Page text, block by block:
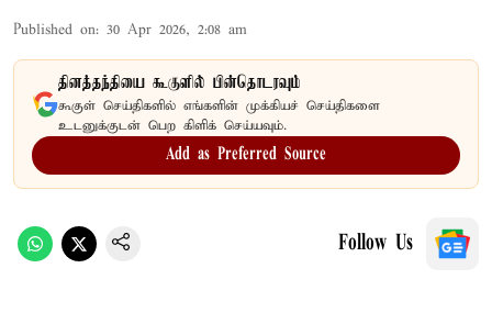
Published on: 30 Apr 2026, 2:08 am
தினத்தந்தியை கூகுளில் பின்தொடரவும்
கூகுள் செய்திகளில் எங்களின் முக்கியச் செய்திகளை
உடனுக்குடன் பெற கிளிக் செய்யவும்.
Add as Preferred Source
Follow Us